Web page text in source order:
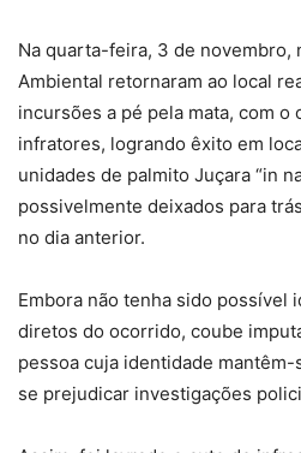
Na quarta-feira, 3 de novembro,
Ambiental retornaram ao local
incursões a pé pela mata, com
infratores, logrando êxito em
unidades de palmito Juçara “in
possivelmente deixados para
no dia anterior.
Embora não tenha sido possível
diretos do ocorrido, coube
pessoa cuja identidade
se prejudicar investigações